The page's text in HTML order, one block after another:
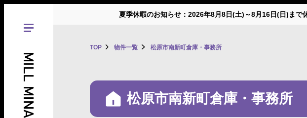
夏季休暇のお知らせ：2026年8月8日(土)～8月16日(日)まで
TOP 物件一覧 松原市南新町倉庫・事務所
松原市南新町倉庫・事務所